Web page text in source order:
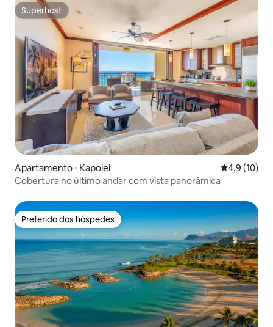
Superhost
Superhost
Apartamento ⋅ Kapolei 4,9 de uma
4,9 (10)
Cobertura no último andar com vista panorâmica
Preferido dos hóspedes
Preferido dos hóspedes